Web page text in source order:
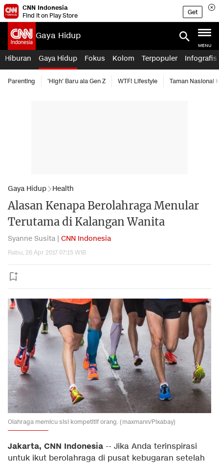
CNN Indonesia
Find it on Play Store
Get
Gaya Hidup
MENU
Hiburan Gaya Hidup Fokus Kolom Terpopuler Infografis
Parenting 'High' Baru ala Gen Z WTF! Lifestyle Taman Nasional
Gaya Hidup Health
Alasan Kenapa Berolahraga Menular
Terutama di Kalangan Wanita
Syanne Susita | CNN Indonesia
Rabu, 26 Apr 2017 07:15 WIB
Olahraga memicu sisi kompetitif orang. (maxmann/Pixabay)
Jakarta, CNN Indonesia -- Jika Anda terinspirasi
untuk ikut berolahraga di pusat kebugaran setelah